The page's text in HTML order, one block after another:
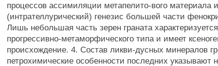
процессов ассимиляции метапелито-вого материала
(интрателлурический) генезис большей части
Лишь небольшая часть зерен граната
прогрессивно-метаморфического типа и имеет
происхождение. 4. Состав ликви-дусных минералов
петрохимические особенности последних указывают